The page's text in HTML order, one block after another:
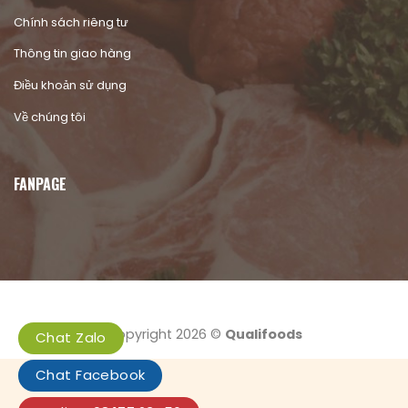
Chính sách riêng tư
Thông tin giao hàng
Điều khoản sử dụng
Về chúng tôi
FANPAGE
Chat Zalo
Chat Facebook
Copyright 2026 © Qualifoods